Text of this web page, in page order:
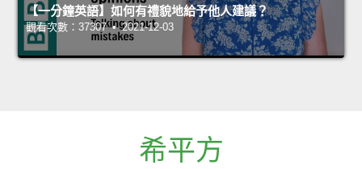
【一分鐘英語】如何有禮貌地給予他人建議？
觀看次數：37307 • 2021-12-03
希平方